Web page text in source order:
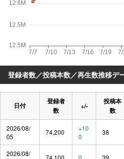
登録者数／投稿本数／再生数推移デ
日付
登録者
数
+/-
投稿本
数
2026/08/
05
74,200
+10
0
38
2026/08/